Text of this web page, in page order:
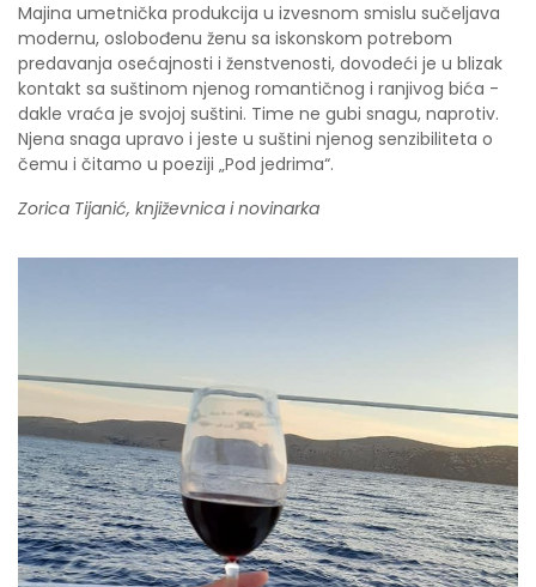
Majina umetnička produkcija u izvesnom smislu sučeljava
modernu, oslobođenu ženu sa iskonskom potrebom
predavanja osećajnosti i ženstvenosti, dovodeći je u blizak
kontakt sa suštinom njenog romantičnog i ranjivog bića -
dakle vraća je svojoj suštini. Time ne gubi snagu, naprotiv.
Njena snaga upravo i jeste u suštini njenog senzibiliteta o
čemu i čitamo u poeziji „Pod jedrima“.
Zorica Tijanić, književnica i novinarka